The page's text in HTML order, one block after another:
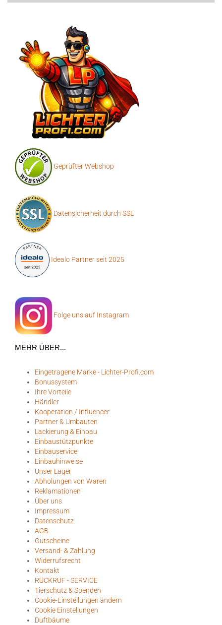
Geprüfter Webshop
Datensicherheit durch SSL
Idealo Partner seit 2025
Folge uns auf Instagram
MEHR ÜBER...
Eingetragene Marke - Lichter-Profi.com
Bonussystem
Ihre Vorteile
Händler
Kooperation / Influencer
Partner & Umbauten
Lackierung & Einbau
Einbaustützpunkte
Einbauservice
Einbauhinweise
Unser Lager
Abholungen von Waren
Reklamationen
Über uns
Impressum
Datenschutz
AGB
Gutscheine
Versand- & Zahlung
Widerrufsrecht
Kontakt
RÜCKRUF - SERVICE
Tierschutz & Spenden
Cookie-Einstellungen ändern
Cookie Einstellungen
Duftbäume